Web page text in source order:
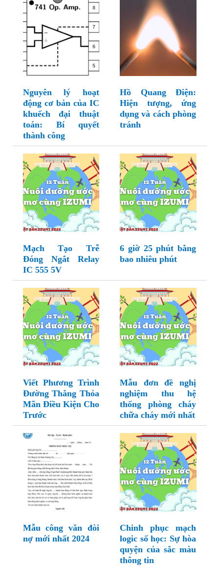
Nguyên lý hoạt
động cơ bản của IC
khuếch đại thuật
toán: Bí quyết
thành công
Hồ Quang Điện:
Hiện tượng, ứng
dụng và cách phòng
tránh
Mạch Tạo Trễ
Đóng Ngắt Relay
IC 555 5V
6 giờ 25 phút bằng
bao nhiêu phút
Viết Phương Trình
Đường Thẳng Thỏa
Mãn Điều Kiện Cho
Trước
Mẫu đơn đề nghị
nghiệm thu hệ
thống phòng cháy
chữa cháy mới nhất
Mẫu công văn đòi
nợ mới nhất 2024
Chinh phục mạch
logic số học: Sự hòa
quyện của sắc màu
thông tin